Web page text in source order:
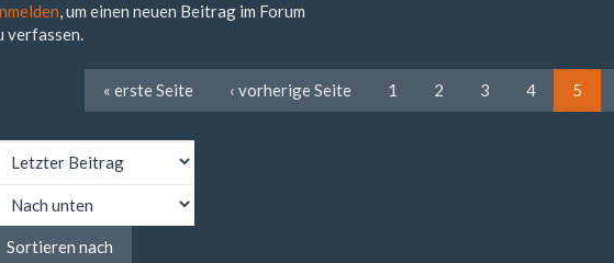
, um einen neuen Beitrag im Forum
verfassen.
« erste Seite ‹ vorherige Seite 1 2 3 4 5
Sortieren nach